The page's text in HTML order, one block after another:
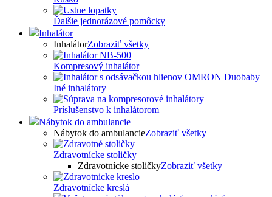
Ďalšie jednorázové pomôcky
Inhalátor
InhalátorZobraziť všetky
Kompresový inhalátor
Iné inhalátory
Príslušenstvo k inhalátorom
Nábytok do ambulancie
Nábytok do ambulancieZobraziť všetky
Zdravotnícke stoličky
Zdravotnícke stoličkyZobraziť všetky
Zdravotnícke kreslá